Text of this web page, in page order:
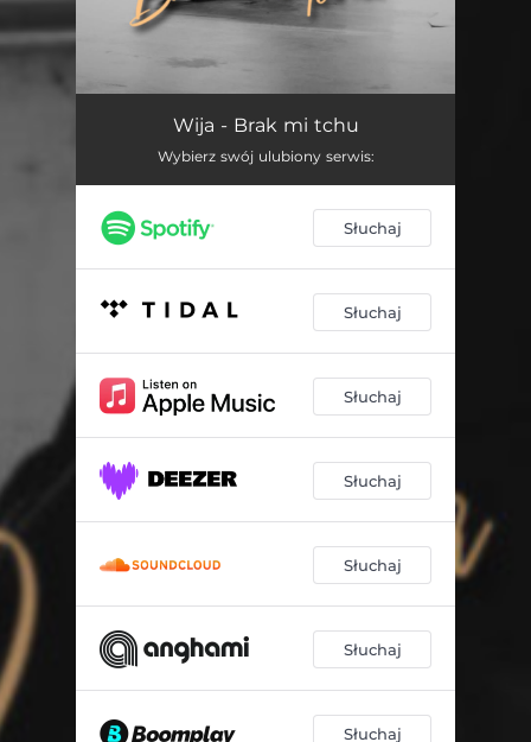
Brak mi tchuWija - Brak mi tchu
Wybierz swój ulubiony serwis:
Słuchaj
Słuchaj
Słuchaj
Słuchaj
Słuchaj
Słuchaj
Słuchaj